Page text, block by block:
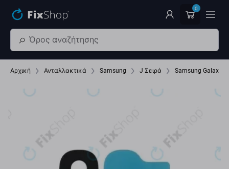
0
Αρχική Ανταλλακτικά Samsung J Σειρά Samsung Galaxy